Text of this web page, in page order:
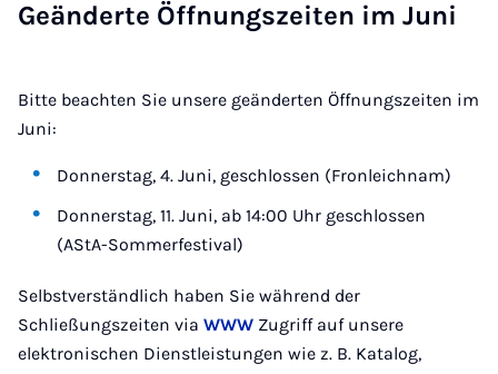
Ge­än­der­te Öff­nungs­zei­ten im Ju­ni
Bitte beachten Sie unsere geänderten Öffnungszeiten im
Juni:
Donnerstag, 4. Juni, geschlossen (Fronleichnam)
Donnerstag, 11. Juni, ab 14:00 Uhr geschlossen
(AStA-Sommerfestival)
Selbstverständlich haben Sie während der
Schließungszeiten via WWW Zugriff auf unsere
elektronischen Dienstleistungen wie z. B. Katalog,